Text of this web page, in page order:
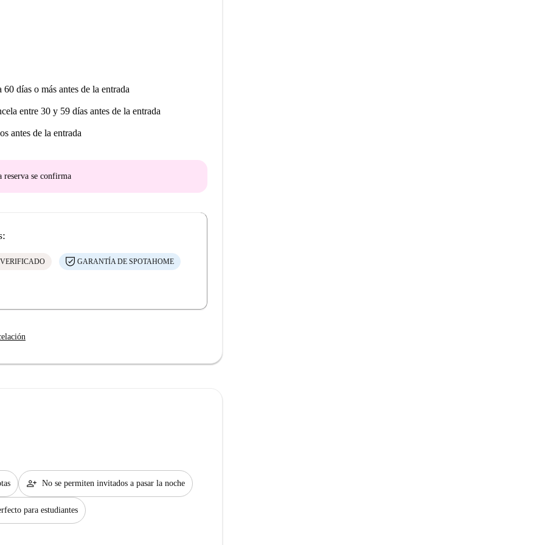
días o más antes de la entrada
entre 30 y 59 días antes de la entrada
antes de la entrada
reserva se confirma
GARANTÍA DE SPOTAHOME
person_add No se permiten invitados a pasar la noche
para estudiantes